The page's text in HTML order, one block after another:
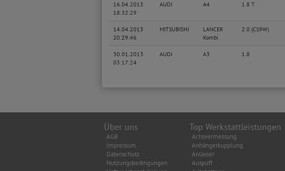
16.04.2013
18:32:29
AUDI A4 1.8 T
14.04.2013
20:29:46
MITSUBISHI
LANCER
Kombi
2.0 (CS9W)
30.01.2013
03:17:24
AUDI A3 1.8
Über uns
AGB
Impressum
Datenschutz
Nutzungsbedingungen
Top Werkstattleistungen
Achsvermessung
Anhängerkupplung
Anlasser
Auspuff